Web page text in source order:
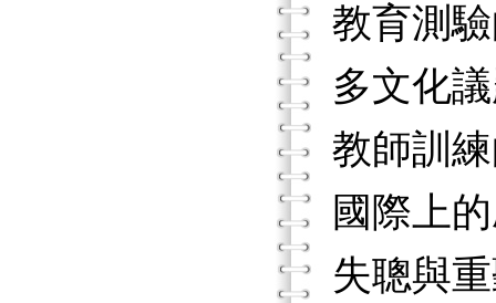
教育測
多文化
教師訓
國際上
失聰與